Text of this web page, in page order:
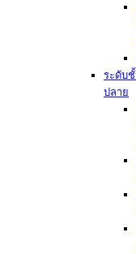
ระดับ
ปลาย